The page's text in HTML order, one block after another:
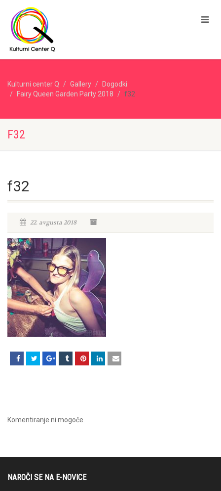
Kulturni center Q Gallery
Dogodki
Fairy Queen Garden Party 2018
f32
F32
f32
22. avgusta 2018
Komentiranje ni mogoče.
NAROČI SE NA E-NOVICE